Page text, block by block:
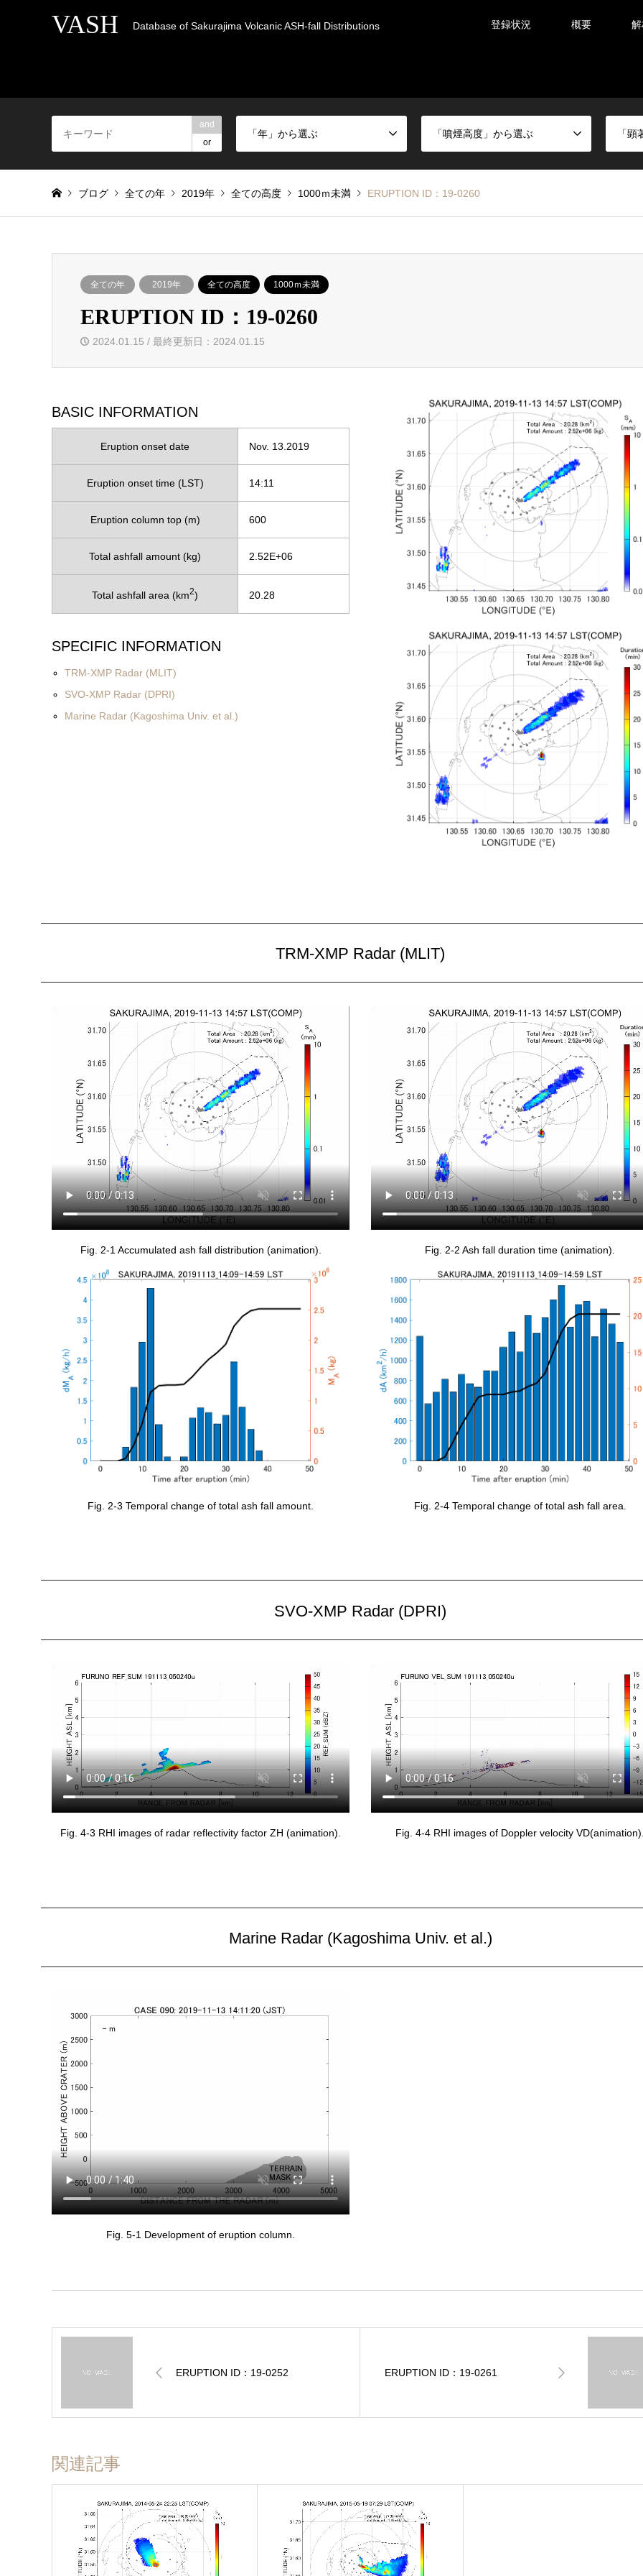
VASH Database of Sakurajima Volcanic ASH-fall Distributions 登録状況 概要
and
or
「年」から選ぶ 「噴煙高度」から選ぶ 「
ブログ 全ての年 2019年 全ての高度 1000ｍ未満 ERUPTION ID：19-0260
全ての年 2019年 全ての高度 1000ｍ未満
ERUPTION ID：19-0260
2024.01.15 / 最終更新日：2024.01.15
BASIC INFORMATION
Eruption onset date Nov. 13.2019
Eruption onset time (LST) 14:11
Eruption column top (m) 600
Total ashfall amount (kg) 2.52E+06
Total ashfall area (km2) 20.28
SPECIFIC INFORMATION
TRM-XMP Radar (MLIT)
SVO-XMP Radar (DPRI)
Marine Radar (Kagoshima Univ. et al.)
TRM-XMP Radar (MLIT)
Fig. 2-1 Accumulated ash fall distribution (animation). Fig. 2-2 Ash fall duration time (animation).
Fig. 2-3 Temporal change of total ash fall amount. Fig. 2-4 Temporal change of total ash fall area.
SVO-XMP Radar (DPRI)
Fig. 4-3 RHI images of radar reflectivity factor ZH (animation). Fig. 4-4 RHI images of Doppler velocity
Marine Radar (Kagoshima Univ. et al.)
Fig. 5-1 Development of eruption column.
ERUPTION ID：19-0252 ERUPTION ID：19-0261
関連記事